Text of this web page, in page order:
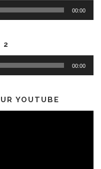
00:00
2
00:00
YOUTUBE